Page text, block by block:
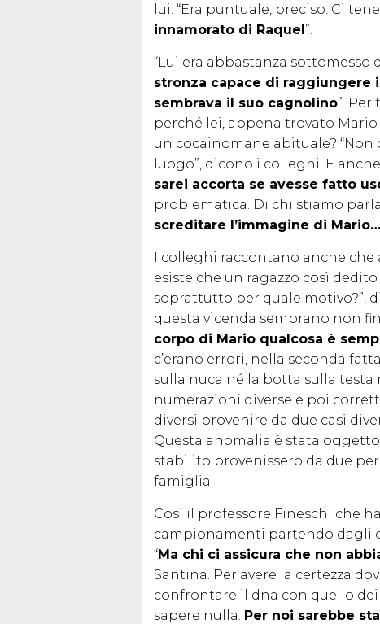
lui. “Era puntuale, preciso. Ci
innamorato di Raquel”.
“Lui era abbastanza sottomesso
stronza capace di raggiungere
sembrava il suo cagnolino”.
perché lei, appena trovato
un cocainomane abituale?
luogo”, dicono i colleghi. E
sarei accorta se avesse fatto
problematica. Di chi stiamo
screditare l’immagine di Mario…
I colleghi raccontano anche che
esiste che un ragazzo così
soprattutto per quale motivo?”,
questa vicenda sembrano non
corpo di Mario qualcosa è
c’erano errori, nella seconda
sulla nuca né la botta sulla
numerazioni diverse e poi
diversi provenire da due casi
Questa anomalia è stata
stabilito provenissero da due
famiglia.
Così il professore Fineschi che
campionamenti partendo dagli
“Ma chi ci assicura che non
Santina. Per avere la certezza
confrontare il dna con quello
sapere nulla. Per noi sarebbe